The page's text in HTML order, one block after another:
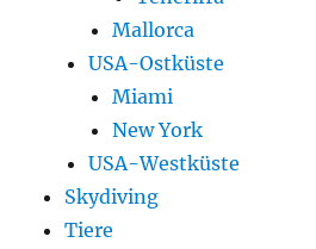
Mallorca
USA-Ostküste
Miami
New York
USA-Westküste
Skydiving
Tiere